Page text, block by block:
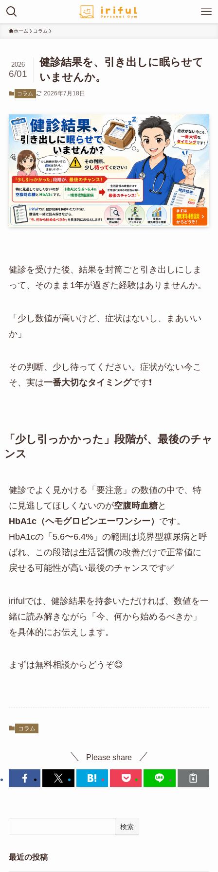
ホーム コラム
健診結果を、引き出しに眠らせて
いませんか。
2026
6/01
コラム 2026年7月18日
健診を受けた後、結果を封筒ごと引き出しにしま
って、そのまま1年が過ぎた経験はありませんか。
「少し数値が高いけど、症状はないし、まあいい
か」
その判断、少し待ってください。症状がない今こ
そ、実は一番大切なタイミングです❗️
「少し引っかかった」段階が、最後のチャ
ンス
健診でよく見かける「要注意」の数値の中で、特
に見逃してほしくないのが空腹時血糖と
HbA1c（ヘモグロビンエーワンシー） です。
HbA1cの「5.6〜6.4%」の範囲は境界型糖尿病と呼
ばれ、この段階は生活習慣の改善だけで正常値に
戻せる可能性が高い最後のチャンスです✅
irifulでは、健診結果を持参いただければ、数値を一
緒に読み解きながら「今、何から始めるべきか」
を具体的にお伝えします。
まずは無料相談からどうぞ😊
コラム
Please share
検索
最近の投稿